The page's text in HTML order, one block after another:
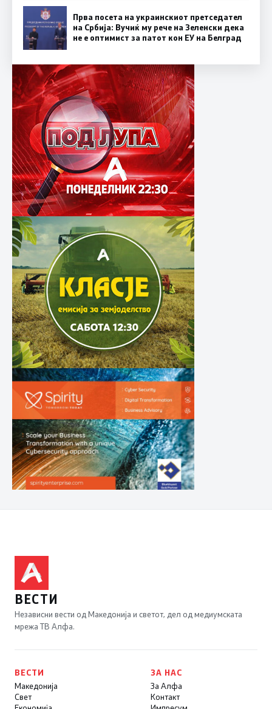
Прва посета на украинскиот претседател
на Србија: Вучиќ му рече на Зеленски дека
не е оптимист за патот кон ЕУ на Белград
ВЕСТИ
Независни вести од Македонија и светот, дел од медиумската
мрежа ТВ Алфа.
ВЕСТИ
Македонија
Свет
ЗА НАС
За Алфа
Контакт